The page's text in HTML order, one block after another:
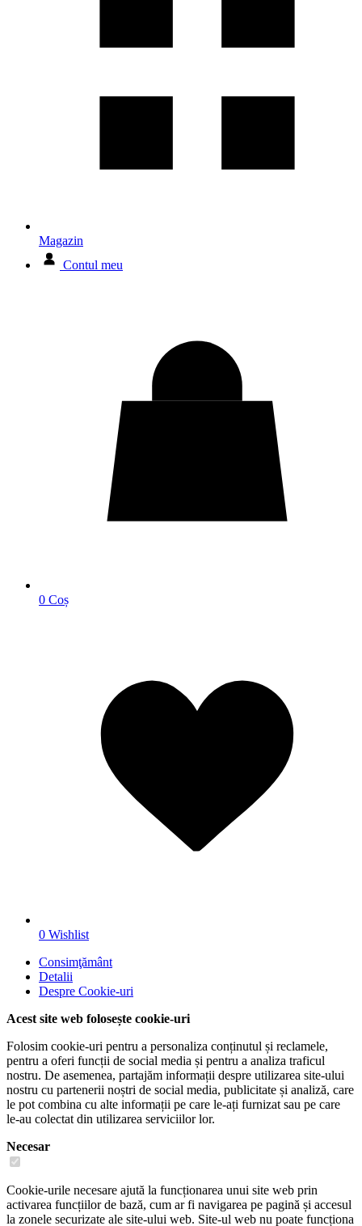
Magazin
Contul meu
0 Coș
0 Wishlist
Consimţământ
Detalii
Despre Cookie-uri
Acest site web folosește cookie-uri
Folosim cookie-uri pentru a personaliza conținutul și reclamele,
pentru a oferi funcții de social media și pentru a analiza traficul
nostru. De asemenea, partajăm informații despre utilizarea site-ului
nostru cu partenerii noștri de social media, publicitate și analiză, care
le pot combina cu alte informații pe care le-ați furnizat sau pe care
le-au colectat din utilizarea serviciilor lor.
Necesar
Cookie-urile necesare ajută la funcționarea unui site web prin
activarea funcțiilor de bază, cum ar fi navigarea pe pagină și accesul
la zonele securizate ale site-ului web. Site-ul web nu poate funcționa